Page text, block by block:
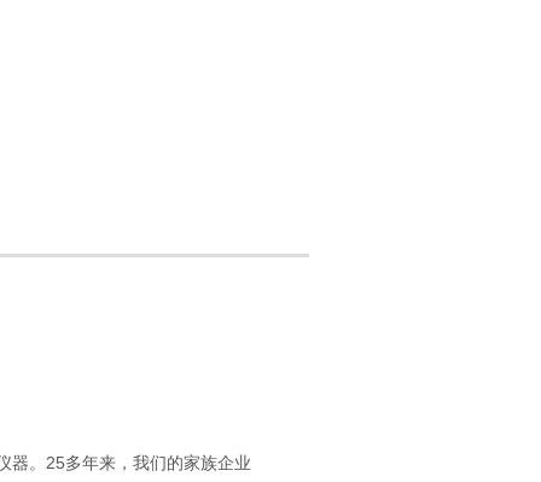
器。 25多年来，我们的家族企业